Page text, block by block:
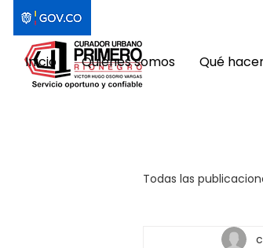
Inicio Quiénes somos Qué
Todas las